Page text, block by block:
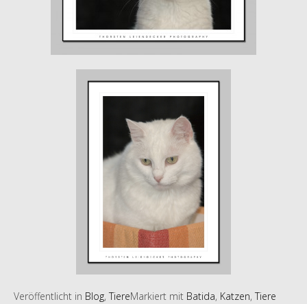
Veröffentlicht in Blog, TiereMarkiert mit Batida, Katzen, Tiere